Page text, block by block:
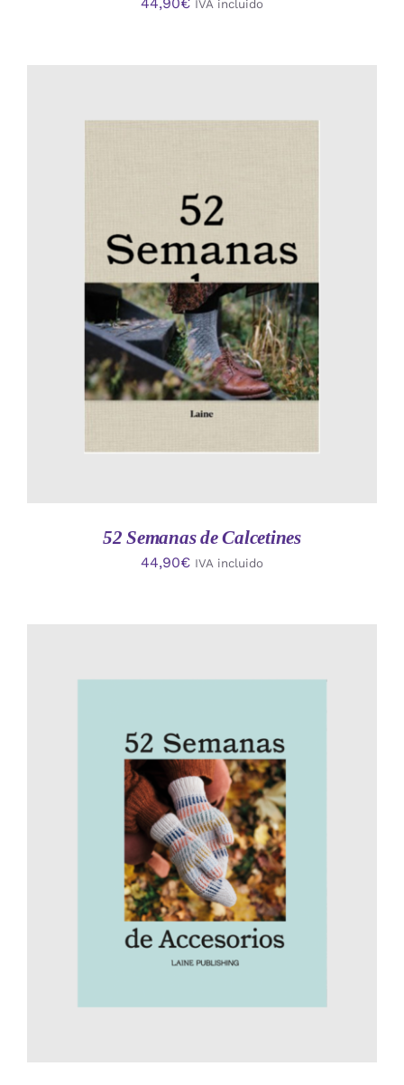
IVA incluido
AÑADIR AL CARRITO
/
DETALLES
52 Semanas de Calcetines
44,90€ IVA incluido
AÑADIR AL CARRITO
/